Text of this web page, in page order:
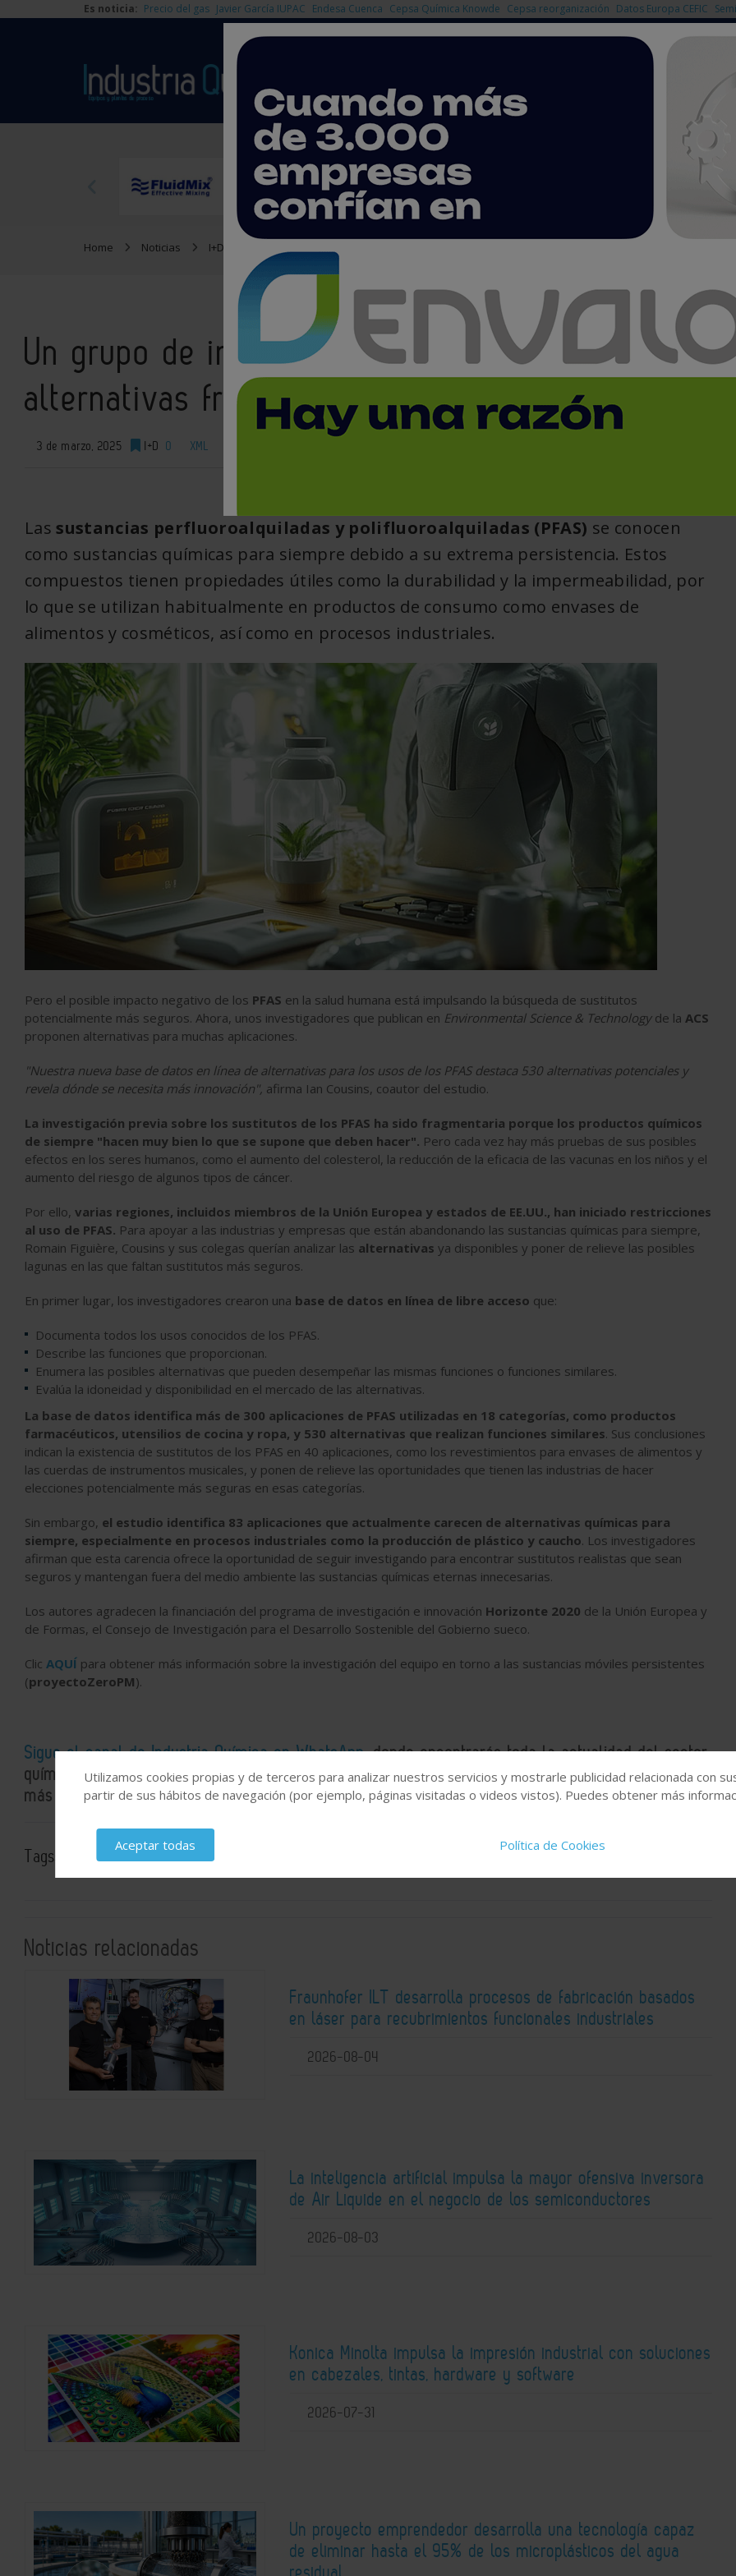
Es noticia: Precio del gas Javier García IUPAC Endesa Cuenca Cepsa Química Knowde Cepsa reorganización Datos Europa CEFIC
Home Noticias I+D
Un grupo de investigadores revela posibles
alternativas frente a las PFAS
3 de marzo, 2025 I+D 0 XML
Lassustancias perfluoroalquiladas y polifluoroalquiladas (PFAS) se conocen
como sustancias químicas para siempre debido a su extrema persistencia. Estos
compuestos tienen propiedades útiles como la durabilidad y la impermeabilidad, por
lo que se utilizan habitualmente en productos de consumo como envases de
alimentos y cosméticos, así como en procesos industriales.
Pero el posible impacto negativo de los PFAS en la salud humana está impulsando la búsqueda de sustitutos
potencialmente más seguros. Ahora, unos investigadores que publican en Environmental Science & Technologyde la ACS
proponen alternativas para muchas aplicaciones.
"Nuestra nueva base de datos en línea de alternativas para los usos de los PFAS destaca 530 alternativas potenciales y
revela dónde se necesita más innovación", afirma Ian Cousins, coautor del estudio.
La investigación previa sobre los sustitutos de los PFAS ha sido fragmentaria porque los productos químicos
de siempre "hacen muy bien lo que se supone que deben hacer". Pero cada vez hay más pruebas de sus posibles
efectos en los seres humanos, como el aumento del colesterol, la reducción de la eficacia de las vacunas en los niños y el
aumento del riesgo de algunos tipos de cáncer.
Por ello, varias regiones, incluidos miembros de la Unión Europea y estados de EE.UU., han iniciado restricciones
al uso de PFAS. Para apoyar a las industrias y empresas que están abandonando las sustancias químicas para siempre,
Romain Figuière, Cousins y sus colegas querían analizar las alternativas ya disponibles y poner de relieve las posibles
lagunas en las que faltan sustitutos más seguros.
En primer lugar, los investigadores crearon una base de datos en línea de libre acceso que:
Documenta todos los usos conocidos de los PFAS.
Describe las funciones que proporcionan.
Enumera las posibles alternativas que pueden desempeñar las mismas funciones o funciones similares.
Evalúa la idoneidad y disponibilidad en el mercado de las alternativas.
La base de datos identifica más de 300 aplicaciones de PFAS utilizadas en 18 categorías, como productos
farmacéuticos, utensilios de cocina y ropa, y 530 alternativas que realizan funciones similares. Sus conclusiones
indican la existencia de sustitutos de los PFAS en 40 aplicaciones, como los revestimientos para envases de alimentos y
las cuerdas de instrumentos musicales, y ponen de relieve las oportunidades que tienen las industrias de hacer
elecciones potencialmente más seguras en esas categorías.
Sin embargo, el estudio identifica 83 aplicaciones que actualmente carecen de alternativas químicas para
siempre, especialmente en procesos industriales como la producción de plástico y caucho. Los investigadores
afirman que esta carencia ofrece la oportunidad de seguir investigando para encontrar sustitutos realistas que sean
seguros y mantengan fuera del medio ambiente las sustancias químicas eternas innecesarias.
Los autores agradecen la financiación del programa de investigación e innovación Horizonte 2020 de la Unión Europea y
de Formas, el Consejo de Investigación para el Desarrollo Sostenible del Gobierno sueco.
Clic AQUÍ para obtener más información sobre la investigación del equipo en torno a las sustancias móviles persistentes
(proyectoZeroPM).
Sigue el canal de Industria Química en WhatsApp, donde encontrarás toda la actualidad del sector
químico y energético en un solo espacio: la actualidad del día y los artículos y reportajes técnicos
más detallados e interesantes.
Tags: Sostenibilidad Ambiental
Noticias relacionadas
Fraunhofer ILT desarrolla procesos de fabricación basados
en láser para recubrimientos funcionales industriales
2026-08-04
La inteligencia artificial impulsa la mayor ofensiva inversora
de Air Liquide en el negocio de los semiconductores
2026-08-03
Konica Minolta impulsa la impresión industrial con soluciones
en cabezales, tintas, hardware y software
2026-07-31
Un proyecto emprendedor desarrolla una tecnología capaz
de eliminar hasta el 95% de los microplásticos del agua
Utilizamos cookies propias y de terceros para analizar nuestros servicios y mostrarle publicidad relacionada con
partir de sus hábitos de navegación (por ejemplo, páginas visitadas o videos vistos). Puedes obtener más
Aceptar todas Política de Cookies